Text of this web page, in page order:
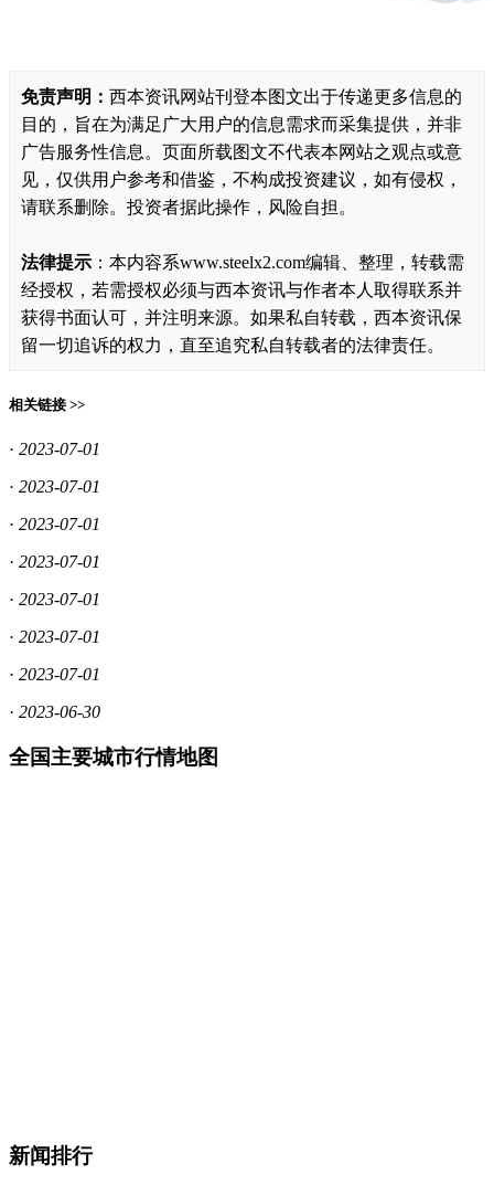
免责声明： 西本资讯网站刊登本图文出于传递更多信息的
目的，旨在为满足广大用户的信息需求而采集提供，并非
广告服务性信息。页面所载图文不代表本网站之观点或意
见，仅供用户参考和借鉴，不构成投资建议，如有侵权，
请联系删除。投资者据此操作，风险自担。
法律提示 ：本内容系www.steelx2.com编辑、整理，转载需
经授权，若需授权必须与西本资讯与作者本人取得联系并
获得书面认可，并注明来源。如果私自转载，西本资讯保
留一切追诉的权力，直至追究私自转载者的法律责任。
相关链接 >>
· 2023-07-01
· 2023-07-01
· 2023-07-01
· 2023-07-01
· 2023-07-01
· 2023-07-01
· 2023-07-01
· 2023-06-30
全国主要城市行情地图
新闻排行